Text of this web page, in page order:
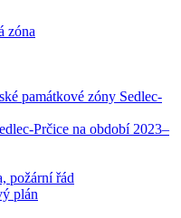
zóna
památkové zóny Sedlec-
Prčice na období 2023–
požární řád
plán